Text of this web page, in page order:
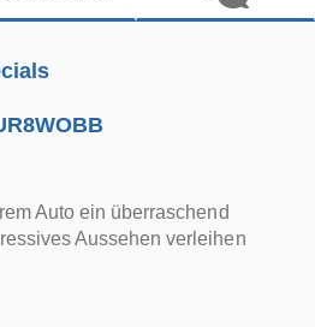
Auto ein überraschend
Aussehen verleihen